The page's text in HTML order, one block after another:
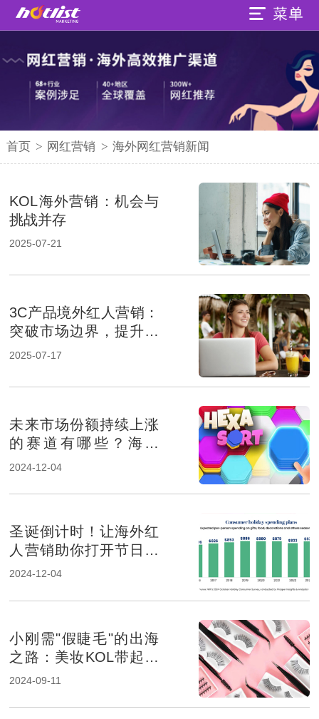
首页 > 网红营销 > 海外网红营销新闻
KOL海外营销：机会与
挑战并存
2025-07-21
3C产品境外红人营销：
突破市场边界，提升品
牌影响力
2025-07-17
未来市场份额持续上涨
的赛道有哪些？海外
KOL营销榜上有名
2024-12-04
圣诞倒计时！让海外红
人营销助你打开节日消
费市场！
2024-12-04
小刚需"假睫毛"的出海
之路：美妆KOL带起品
牌销量
2024-09-11